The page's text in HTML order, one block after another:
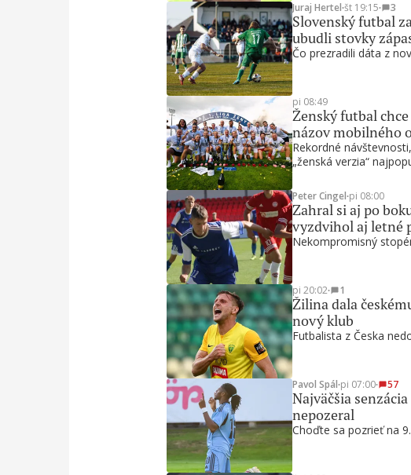
Čo prezradili dáta z
Slovenský futbal
ubudli stovky
Juraj Hertel∙št 19:15∙ 3
Rekordné
„ženská verzia“
Ženský futbal
názov mobilného
pi 08:49
Nekompromisný
Zahral si aj po
vyzdvihol aj letné
Peter Cingel∙pi 08:00
Futbalista z Česka
Žilina dala
nový klub
pi 20:02∙ 1
Choďte sa pozrieť na
Najväčšia
nepozeral
Pavol Spál∙pi 07:00∙ 57